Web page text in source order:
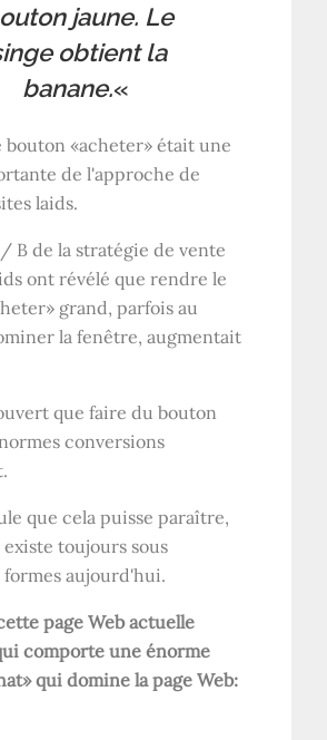
jaune. Le
obtient la
banane.«
bouton «acheter» était une
de l'approche de
laids.
/ B de la stratégie de vente
ont révélé que rendre le
grand, parfois au
la fenêtre, augmentait
que faire du bouton
conversions
que cela puisse paraître,
toujours sous
aujourd'hui.
page Web actuelle
comporte une énorme
qui domine la page Web: